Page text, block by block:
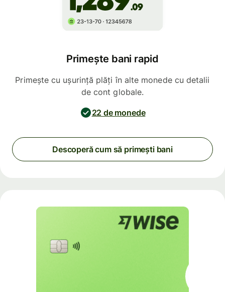
Primește bani rapid
Primește cu ușurință plăți în alte monede cu detalii
de cont globale.
22 de monede
Descoperă cum să primești bani